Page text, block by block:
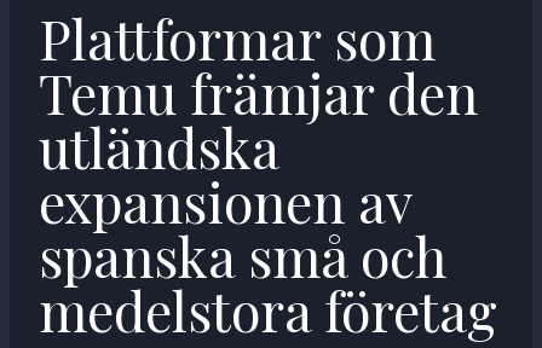
Plattformar som
Temu främjar den
utländska
expansionen av
spanska små och
medelstora företag